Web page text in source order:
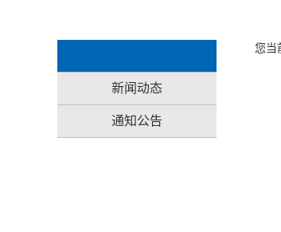
新闻动态
通知公告
您当